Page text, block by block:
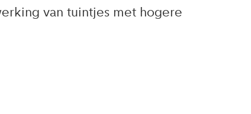
van tuintjes met hogere